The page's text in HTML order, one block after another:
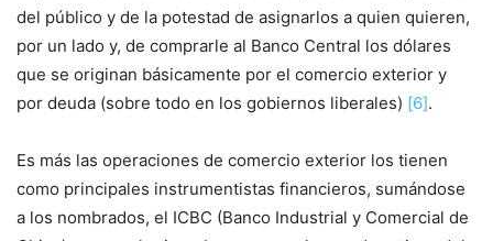
del público y de la potestad de asignarlos a quien quieren,
por un lado y, de comprarle al Banco Central los dólares
que se originan básicamente por el comercio exterior y
por deuda (sobre todo en los gobiernos liberales) [6].
Es más las operaciones de comercio exterior los tienen
como principales instrumentistas financieros, sumándose
a los nombrados, el ICBC (Banco Industrial y Comercial de